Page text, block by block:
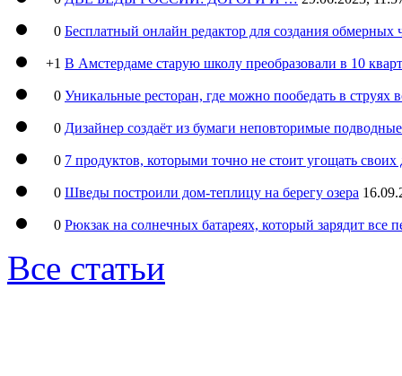
0 Бесплатный онлайн редактор для создания обмерных
+1 В Амстердаме старую школу преобразовали в 10
0 Уникальные ресторан, где можно пообедать в струях
0 Дизайнер создаёт из бумаги неповторимые
0 7 продуктов, которыми точно не стоит угощать
0 Шведы построили дом-теплицу на берегу озера
0 Рюкзак на солнечных батареях, который зарядит все
Все статьи